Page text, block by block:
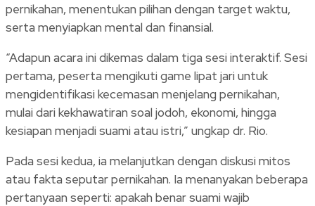
pernikahan, menentukan pilihan dengan target waktu,
serta menyiapkan mental dan finansial.
“Adapun acara ini dikemas dalam tiga sesi interaktif. Sesi
pertama, peserta mengikuti game lipat jari untuk
mengidentifikasi kecemasan menjelang pernikahan,
mulai dari kekhawatiran soal jodoh, ekonomi, hingga
kesiapan menjadi suami atau istri,” ungkap dr. Rio.
Pada sesi kedua, ia melanjutkan dengan diskusi mitos
atau fakta seputar pernikahan. Ia menanyakan beberapa
pertanyaan seperti: apakah benar suami wajib